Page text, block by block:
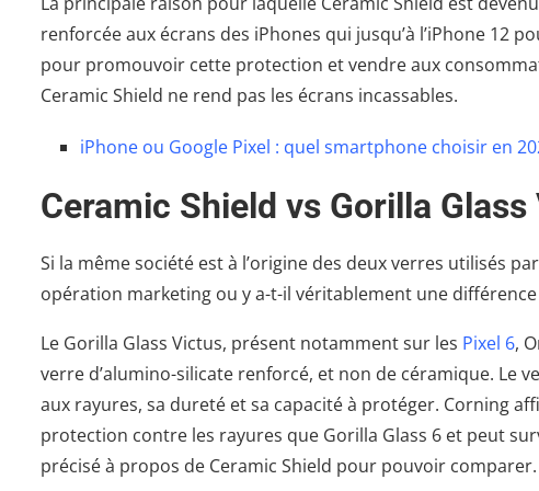
renforcée aux écrans des iPhones qui jusqu’à l’iPhone 12
pour promouvoir cette protection et vendre aux
Ceramic Shield ne rend pas les écrans incassables.
iPhone ou Google Pixel : quel smartphone choisir en
Ceramic Shield vs Gorilla
Si la même société est à l’origine des deux verres utilisés
opération marketing ou y a-t-il véritablement une
Le Gorilla Glass Victus, présent notamment sur les Pixel 6,
verre d’alumino-silicate renforcé, et non de céramique. Le
aux rayures, sa dureté et sa capacité à protéger. Corning
protection contre les rayures que Gorilla Glass 6 et peut
précisé à propos de Ceramic Shield pour pouvoir comparer.